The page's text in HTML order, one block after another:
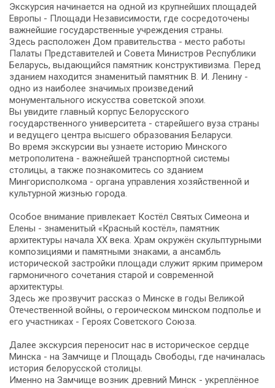
Экскурсия начинается на одной из крупнейших площадей
Европы - Площади Независимости, где сосредоточены
важнейшие государственные учреждения страны.
Здесь расположен Дом правительства - место работы
Палаты Представителей и Совета Министров Республики
Беларусь, выдающийся памятник конструктивизма. Перед
зданием находится знаменитый памятник В. И. Ленину -
одно из наиболее значимых произведений
монументального искусства советской эпохи.
Вы увидите главный корпус Белорусского
государственного университета - старейшего вуза страны
и ведущего центра высшего образования Беларуси.
Во время экскурсии вы узнаете историю Минского
метрополитена - важнейшей транспортной системы
столицы, а также познакомитесь со зданием
Мингорисполкома - органа управления хозяйственной и
культурной жизнью города.
Особое внимание привлекает Костёл Святых Симеона и
Елены - знаменитый «Красный костёл», памятник
архитектуры начала XX века. Храм окружён скульптурными
композициями и памятными знаками, а ансамбль
исторической застройки площади служит ярким примером
гармоничного сочетания старой и современной
архитектуры.
Здесь же прозвучит рассказ о Минске в годы Великой
Отечественной войны, о героическом минском подполье и
его участниках - Героях Советского Союза.
Далее экскурсия переносит нас в историческое сердце
Минска - на Замчище и Площадь Свободы, где начиналась
история белорусской столицы.
Именно на Замчище возник древний Минск - укреплённое